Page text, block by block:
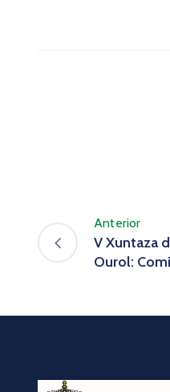
Anterior
V Xuntaza
Ourol: